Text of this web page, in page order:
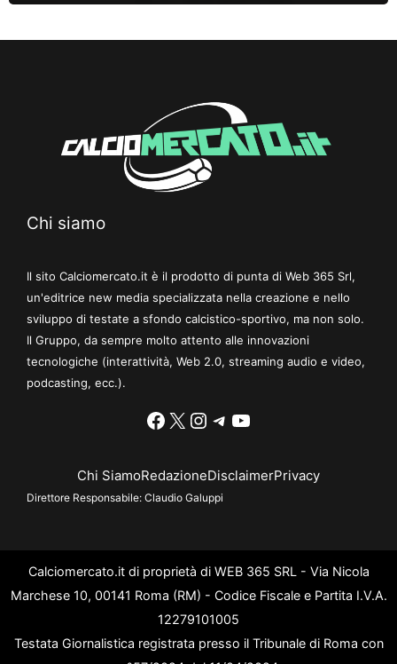
Chi siamo
Il sito Calciomercato.it è il prodotto di punta di Web 365 Srl,
un'editrice new media specializzata nella creazione e nello
sviluppo di testate a sfondo calcistico-sportivo, ma non solo.
Il Gruppo, da sempre molto attento alle innovazioni
tecnologiche (interattività, Web 2.0, streaming audio e video,
podcasting, ecc.).
Facebook
X Instagram
Telegram
YouTube
Chi SiamoRedazioneDisclaimerPrivacy
Direttore Responsabile: Claudio Galuppi
Calciomercato.it di proprietà di WEB 365 SRL - Via Nicola
Marchese 10, 00141 Roma (RM) - Codice Fiscale e Partita I.V.A.
12279101005
Testata Giornalistica registrata presso il Tribunale di Roma con